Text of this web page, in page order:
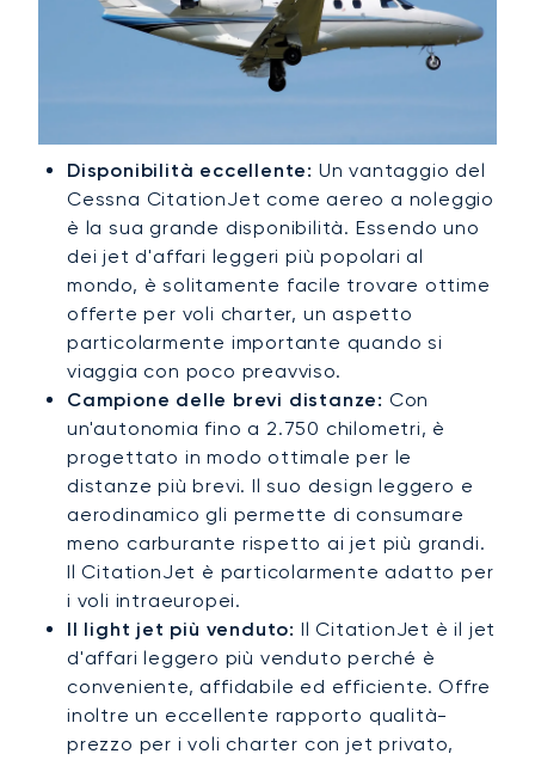
Disponibilità eccellente: Un vantaggio del
Cessna CitationJet come aereo a noleggio
è la sua grande disponibilità. Essendo uno
dei jet d'affari leggeri più popolari al
mondo, è solitamente facile trovare ottime
offerte per voli charter, un aspetto
particolarmente importante quando si
viaggia con poco preavviso.
Campione delle brevi distanze: Con
un'autonomia fino a 2.750 chilometri, è
progettato in modo ottimale per le
distanze più brevi. Il suo design leggero e
aerodinamico gli permette di consumare
meno carburante rispetto ai jet più grandi.
Il CitationJet è particolarmente adatto per
i voli intraeuropei.
Il light jet più venduto: Il CitationJet è il jet
d'affari leggero più venduto perché è
conveniente, affidabile ed efficiente. Offre
inoltre un eccellente rapporto qualità-
prezzo per i voli charter con jet privato,